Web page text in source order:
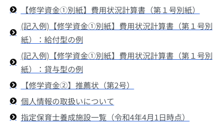
【修学資金①別紙】費用状況計算書（第１号別紙）
(記入例)【修学資金①別紙】費用状況計算書（第１号別
紙）：給付型の例
(記入例)【修学資金①別紙】費用状況計算書（第１号別
紙）：貸与型の例
【修学資金②】推薦状（第2号）
個人情報の取扱いについて
指定保育士養成施設一覧（令和4年4月1日時点）